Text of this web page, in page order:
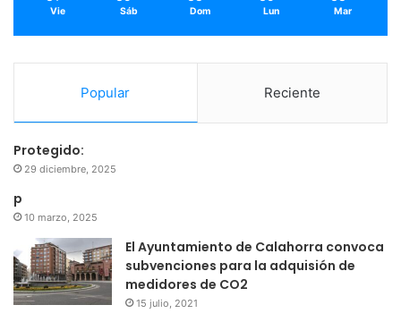
Vie Sáb Dom Lun Mar
Popular Reciente
Protegido:
29 diciembre, 2025
p
10 marzo, 2025
El Ayuntamiento de Calahorra convoca
subvenciones para la adquisión de
medidores de CO2
15 julio, 2021